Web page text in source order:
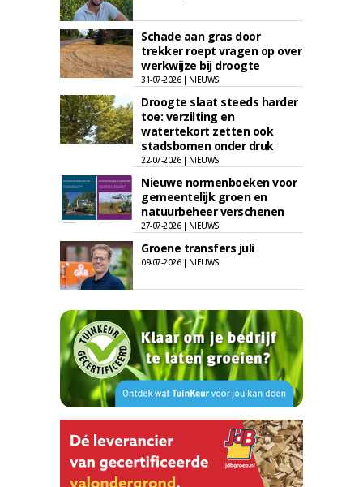
Schade aan gras door
trekker roept vragen op over
werkwijze bij droogte
31-07-2026 | NIEUWS
Droogte slaat steeds harder
toe: verzilting en
watertekort zetten ook
stadsbomen onder druk
22-07-2026 | NIEUWS
Nieuwe normenboeken voor
gemeentelijk groen en
natuurbeheer verschenen
27-07-2026 | NIEUWS
Groene transfers juli
09-07-2026 | NIEUWS